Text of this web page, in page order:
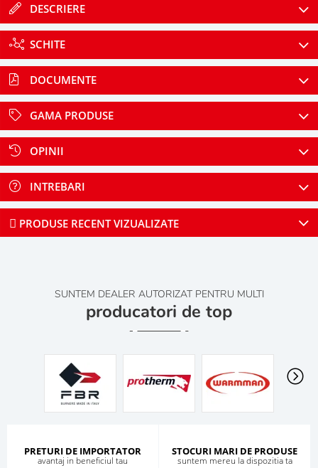
DESCRIERE
SCHITE
DOCUMENTE
GAMA PRODUSE
OPINII
INTREBARI
PRODUSE RECENT VIZUALIZATE
SUNTEM DEALER AUTORIZAT PENTRU MULTI
producatori de top
PRETURI DE IMPORTATOR
avantaj in beneficiul tau
STOCURI MARI DE PRODUSE
suntem mereu la dispozitia ta